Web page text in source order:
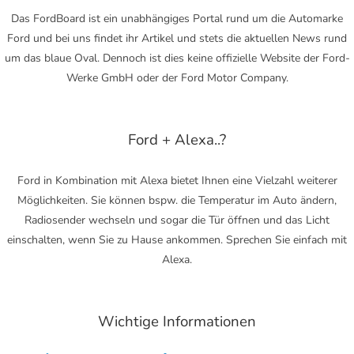
Das FordBoard ist ein unabhängiges Portal rund um die Automarke
Ford und bei uns findet ihr Artikel und stets die aktuellen News rund
um das blaue Oval. Dennoch ist dies keine offizielle Website der Ford-
Werke GmbH oder der Ford Motor Company.
Ford + Alexa..?
Ford in Kombination mit Alexa bietet Ihnen eine Vielzahl weiterer
Möglichkeiten. Sie können bspw. die Temperatur im Auto ändern,
Radiosender wechseln und sogar die Tür öffnen und das Licht
einschalten, wenn Sie zu Hause ankommen. Sprechen Sie einfach mit
Alexa.
Wichtige Informationen